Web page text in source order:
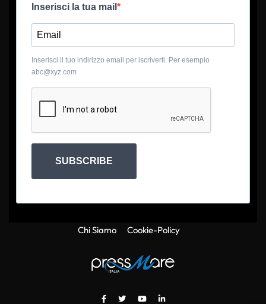
Inserisci la tua mail
Inserisci il tuo indirizzo email per iscriverti. Per esempio
abc@xyz.com
SUBSCRIBE
Chi Siamo Cookie-Policy